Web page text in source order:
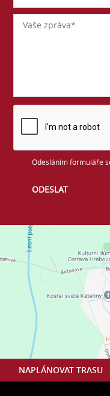
NAPLÁNOVAT TRASU
Odesláním formuláře